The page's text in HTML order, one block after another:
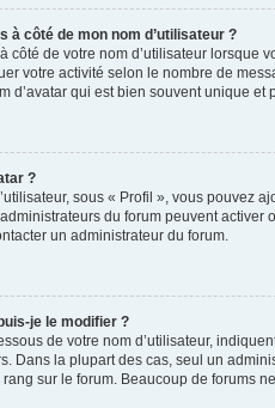
à côté de mon nom d’utilisateur ?
côté de votre nom d’utilisateur lorsque
votre activité selon le nombre de
d’avatar qui est bien souvent unique et
?
sous « Profil », vous pouvez
du forum peuvent
un administrateur du forum.
je le modifier ?
de votre nom d’utilisateur,
Dans la plupart des cas, seul un
sur le forum. Beaucoup de forums